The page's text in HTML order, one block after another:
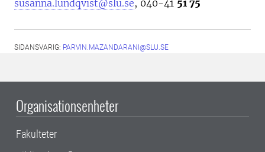
susanna.lundqvist@slu.se, 040-41 51 75
SIDANSVARIG: PARVIN.MAZANDARANI@SLU.SE
Organisationsenheter
Fakulteter